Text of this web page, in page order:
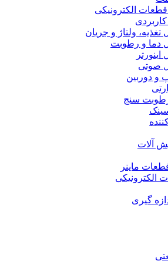
الکترونیکی
تغذیه، ولتاژ و جریان
دما و رطوبت
صوتی
و دوربین
سنج
آلات
ماینر
الکترونیکی
گیری